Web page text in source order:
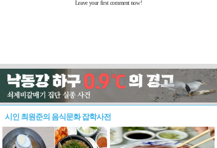
시인 최원준의 음식문화 잡학사전